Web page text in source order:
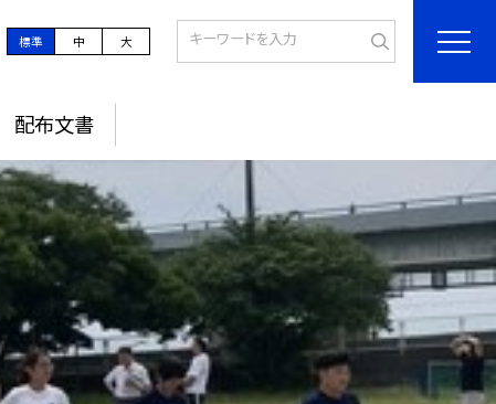
標準 中 大
配布文書